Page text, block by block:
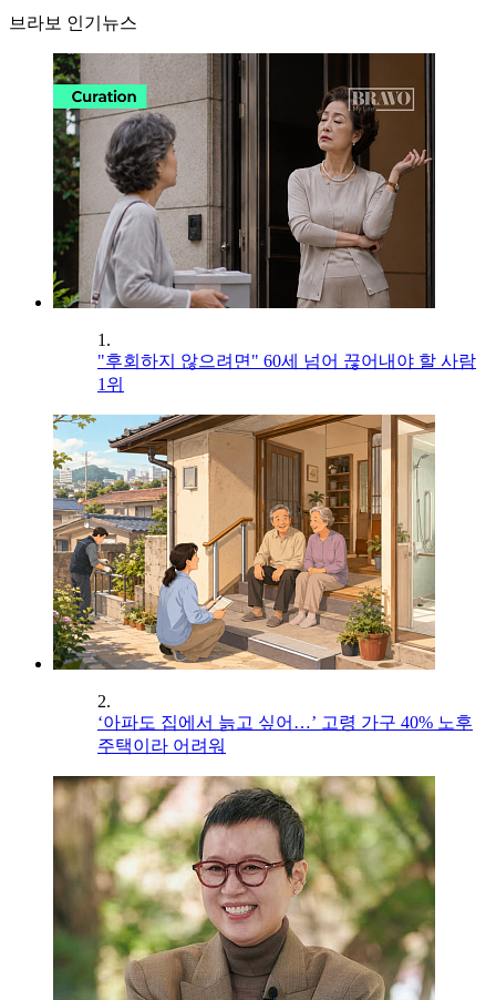
브라보 인기뉴스
1.
"후회하지 않으려면" 60세 넘어 끊어내야 할 사람
1위
2.
‘아파도 집에서 늙고 싶어…’ 고령 가구 40% 노후
주택이라 어려워